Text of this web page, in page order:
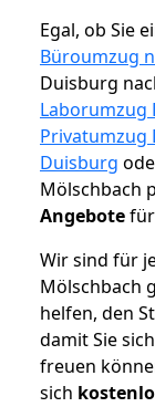
Egal, ob Sie
Büroumzug
Duisburg
Laborumzug
Privatumzug
Duisburg
Mölschbach
Angebote
Wir sind für
Mölschbach
helfen, den
damit Sie
freuen
sich